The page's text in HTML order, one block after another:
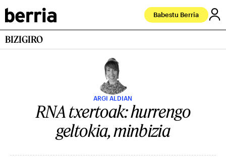
Babestu Berria
BIZIGIRO
ARGI ALDIAN
RNA txertoak: hurrengo
geltokia, minbizia